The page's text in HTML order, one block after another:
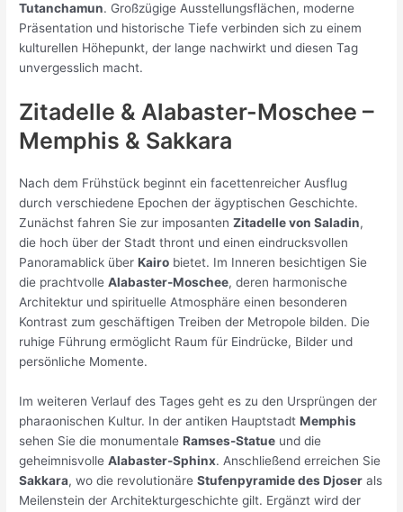
Tutanchamun. Großzügige Ausstellungsflächen, moderne
Präsentation und historische Tiefe verbinden sich zu einem
kulturellen Höhepunkt, der lange nachwirkt und diesen Tag
unvergesslich macht.
Zitadelle & Alabaster-Moschee –
Memphis & Sakkara
Nach dem Frühstück beginnt ein facettenreicher Ausflug
durch verschiedene Epochen der ägyptischen Geschichte.
Zunächst fahren Sie zur imposantenZitadelle von Saladin,
die hoch über der Stadt thront und einen eindrucksvollen
Panoramablick überKairo bietet. Im Inneren besichtigen Sie
die prachtvolleAlabaster-Moschee, deren harmonische
Architektur und spirituelle Atmosphäre einen besonderen
Kontrast zum geschäftigen Treiben der Metropole bilden. Die
ruhige Führung ermöglicht Raum für Eindrücke, Bilder und
persönliche Momente.
Im weiteren Verlauf des Tages geht es zu den Ursprüngen der
pharaonischen Kultur. In der antiken HauptstadtMemphis
sehen Sie die monumentaleRamses-Statue und die
geheimnisvolleAlabaster-Sphinx. Anschließend erreichen Sie
Sakkara, wo die revolutionäreStufenpyramide des Djoser als
Meilenstein der Architekturgeschichte gilt. Ergänzt wird der